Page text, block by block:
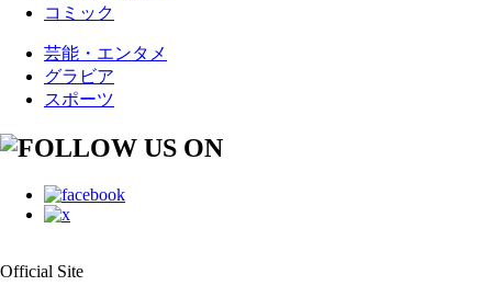
コミック
芸能・エンタメ
グラビア
スポーツ
Official Site